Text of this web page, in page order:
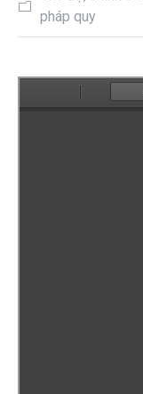
pháp quy